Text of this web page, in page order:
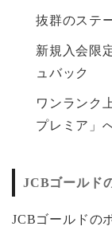
抜群のステ
新規入会限
ュバック
ワンランク
プレミア」
JCBゴールド
JCBゴールドの